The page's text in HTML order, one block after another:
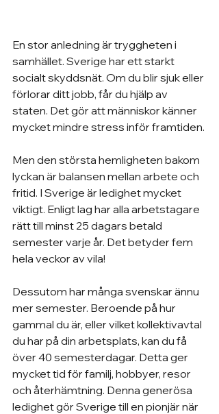
En stor anledning är tryggheten i
samhället. Sverige har ett starkt
socialt skyddsnät. Om du blir sjuk eller
förlorar ditt jobb, får du hjälp av
staten. Det gör att människor känner
mycket mindre stress inför framtiden.
Men den största hemligheten bakom
lyckan är balansen mellan arbete och
fritid. I Sverige är ledighet mycket
viktigt. Enligt lag har alla arbetstagare
rätt till minst 25 dagars betald
semester varje år. Det betyder fem
hela veckor av vila!
Dessutom har många svenskar ännu
mer semester. Beroende på hur
gammal du är, eller vilket kollektivavtal
du har på din arbetsplats, kan du få
över 40 semesterdagar. Detta ger
mycket tid för familj, hobbyer, resor
och återhämtning. Denna generösa
ledighet gör Sverige till en pionjär när